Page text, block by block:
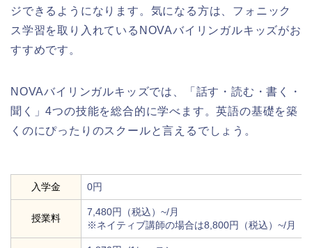
ジできるようになります。気になる方は、フォニック
ス学習を取り入れているNOVAバイリンガルキッズがお
すすめです。
NOVAバイリンガルキッズでは、「話す・読む・書く・
聞く」4つの技能を総合的に学べます。英語の基礎を築
くのにぴったりのスクールと言えるでしょう。
入学金 0円
授業料
7,480円（税込）~/月
※ネイティブ講師の場合は8,800円（税込）~/月